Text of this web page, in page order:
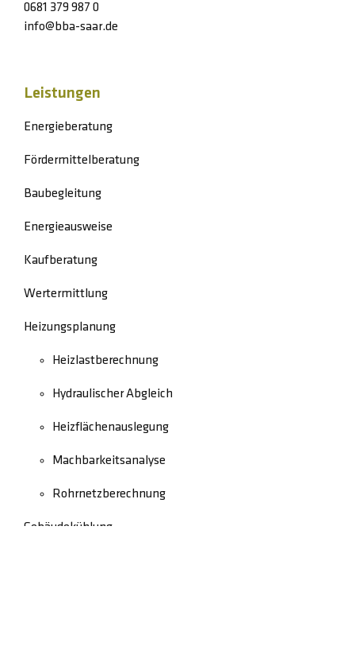
0681 379 987 0
info@bba-saar.de
Leistungen
Energieberatung
Fördermittelberatung
Baubegleitung
Energieausweise
Kaufberatung
Wertermittlung
Heizungsplanung
Heizlastberechnung
Hydraulischer Abgleich
Heizflächenauslegung
Machbarkeitsanalyse
Rohrnetzberechnung
Gebäudekühlung